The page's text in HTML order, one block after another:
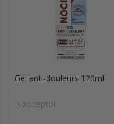
Gel anti-douleurs 120ml
Nociceptol